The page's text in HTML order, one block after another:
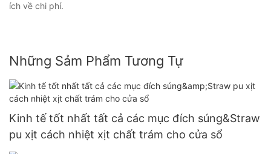
ích về chi phí.
Những Sảm Phẩm Tương Tự
Kinh tế tốt nhất tất cả các mục đích súng&Straw
pu xịt cách nhiệt xịt chất trám cho cửa sổ